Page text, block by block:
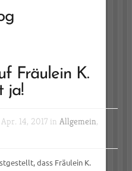
Fräulein K.
ja!
14, 2017 in Allgemein,
dass Fräulein K.